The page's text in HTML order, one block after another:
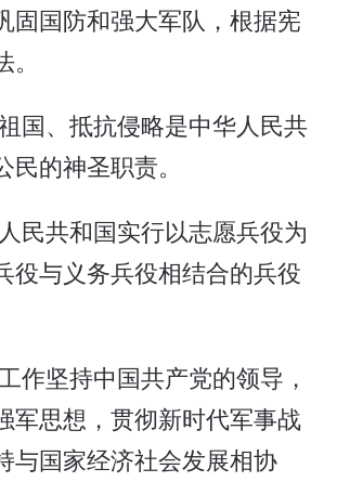
固国防和强大军队，根据宪
国、抵抗侵略是中华人民共
的神圣职责。
民共和国实行以志愿兵役为
役与义务兵役相结合的兵役
作坚持中国共产党的领导，
军思想，贯彻新时代军事战
与国家经济社会发展相协